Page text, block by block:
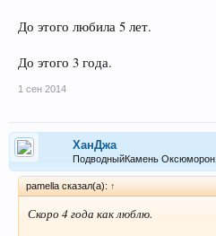
До этого любила 5 лет.
До этого 3 года.
1 сен 2014
ХанДжа
ПодводныйКамень
pamella сказал(а): ↑
Скоро 4 года как люблю.